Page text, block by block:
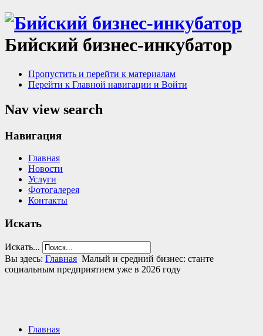
Бийский бизнес-инкубатор
Пропустить и перейти к материалам
Перейти к Главной навигации и Войти
Nav view search
Навигация
Главная
Новости
Услуги
Фотогалерея
Контакты
Искать
Искать...
Вы здесь: Главная Малый и средний бизнес: станте
социальным предприятием уже в 2026 году
Главная